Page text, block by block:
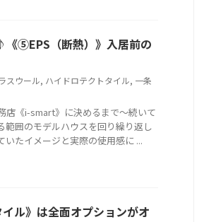
⑤EPS（断熱）》入居前の
スウール, ハイドロテクトタイル, 一条
《i-smart》に決めるまで～続いて
範囲のモデルハウスを回り繰り返し
いたイメージと実際の使用感に ...
ル》は全面オプションがオ